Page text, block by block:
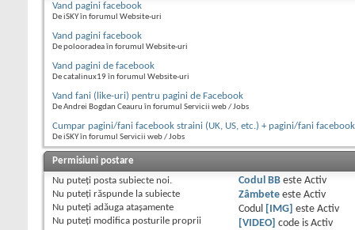
Vand pagini facebook
De iSKY în forumul Website-uri
Vand pagini facebook
De polooradea în forumul Website-uri
Vand pagini de facebook
De catalinux19 în forumul Website-uri
Vand fani (like-uri) pentru pagini de Facebook
De Andrei Bogdan Ceauru în forumul Servicii web / Jobs
Cumpar pagini/fani facebook straini (UK, US, etc.) + pagini/fani
De iSKY în forumul Servicii web / Jobs
Permisiuni postare
Nu puteţi posta subiecte noi.
Nu puteţi răspunde la subiecte
Nu puteţi adăuga ataşamente
Nu puteţi modifica posturile proprii
Codul BBeste Activ
Zâmbeteeste Activ
Codul
[IMG] este Activ
[VIDEO]
code is Activ